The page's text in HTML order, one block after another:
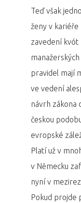
Teď však
ženy v
zavedení kvót
pravidel mají
ve vedení
návrh zákona
českou
evropské
Platí už v
v Německu
nyní v
Pokud projde